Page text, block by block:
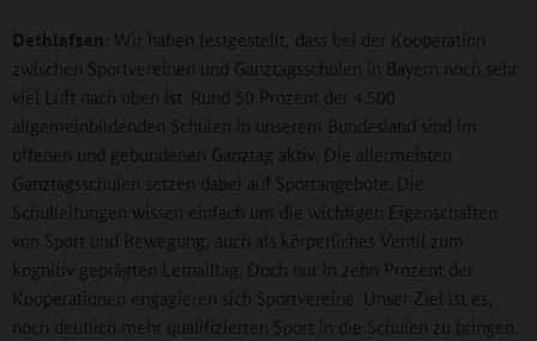
Dethlefsen : Wir haben festgestellt, dass bei der Kooperation
zwischen Sportvereinen und Ganztagsschulen in Bayern noch sehr
viel Luft nach oben ist. Rund 50 Prozent der 4.500
allgemeinbildenden Schulen in unserem Bundesland sind im
offenen und gebundenen Ganztag aktiv. Die allermeisten
Ganztagsschulen setzen dabei auf Sportangebote. Die
Schulleitungen wissen einfach um die wichtigen Eigenschaften
von Sport und Bewegung, auch als körperliches Ventil zum
kognitiv geprägten Lernalltag. Doch nur in zehn Prozent der
Kooperationen engagieren sich Sportvereine. Unser Ziel ist es,
noch deutlich mehr qualifizierten Sport in die Schulen zu bringen.